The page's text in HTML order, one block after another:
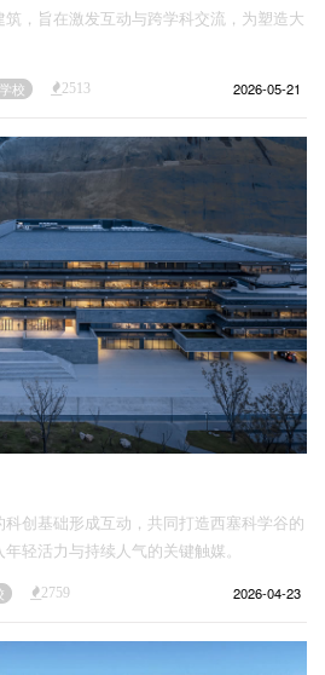
，旨在激发互动与跨学科交流，为塑造大
学校 2513 2026-05-21
创基础形成互动，共同打造西塞科学谷的
轻活力与持续人气的关键触媒。
2759 2026-04-23